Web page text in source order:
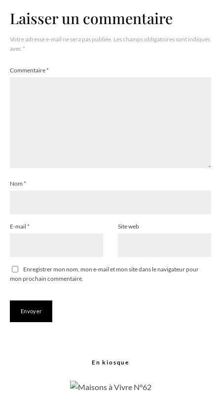
Laisser un commentaire
Votre adresse e-mail ne sera pas publiée. Les champs obligatoires sont indiqués
avec *
Commentaire*
Nom *
E-mail * Site web
Enregistrer mon nom, mon e-mail et mon site dans le navigateur pour
mon prochain commentaire.
En kiosque